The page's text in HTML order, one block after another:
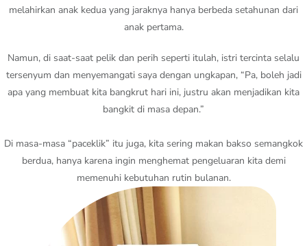
melahirkan anak kedua yang jaraknya hanya berbeda setahunan dari
anak pertama.
Namun, di saat-saat pelik dan perih seperti itulah, istri tercinta selalu
tersenyum dan menyemangati saya dengan ungkapan, “Pa, boleh jadi
apa yang membuat kita bangkrut hari ini, justru akan menjadikan kita
bangkit di masa depan.”
Di masa-masa “paceklik” itu juga, kita sering makan bakso semangkok
berdua, hanya karena ingin menghemat pengeluaran kita demi
memenuhi kebutuhan rutin bulanan.